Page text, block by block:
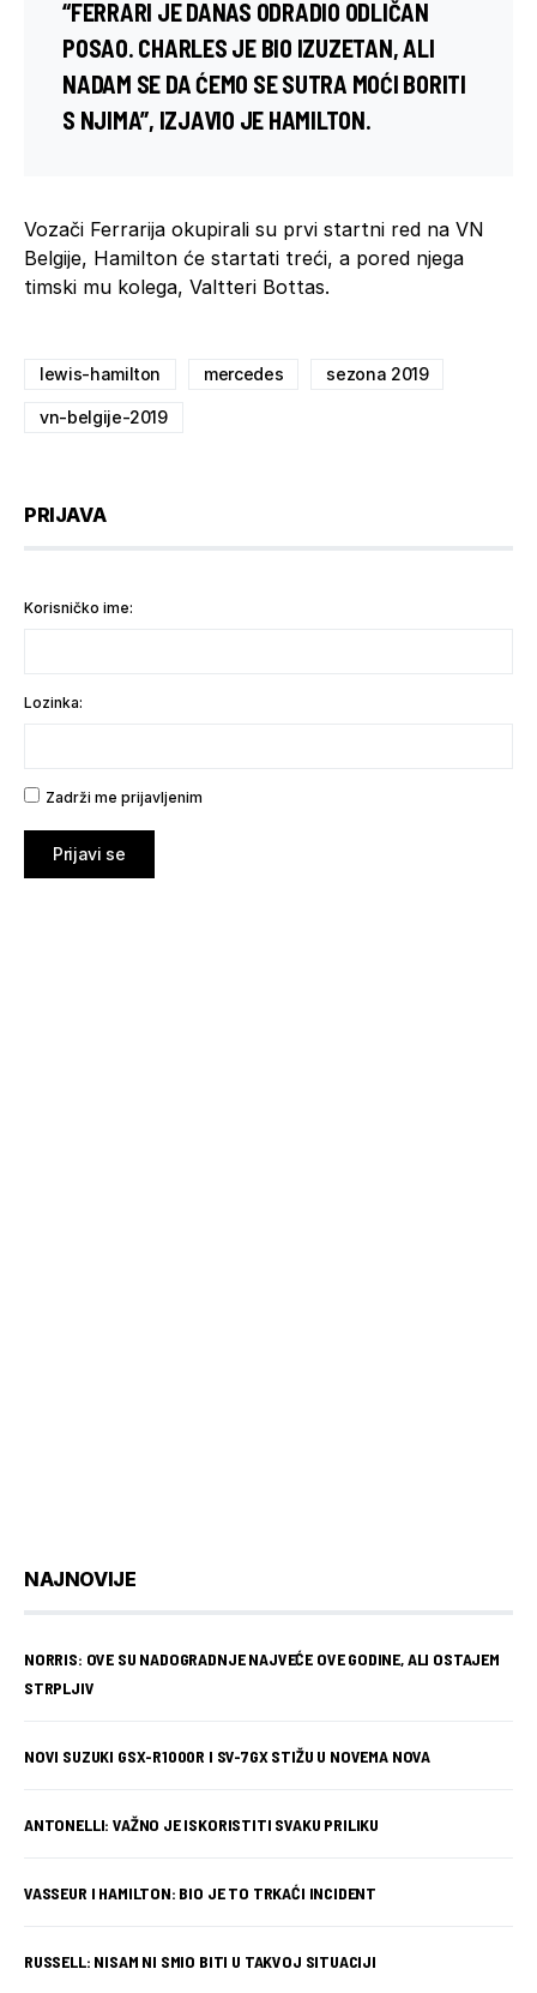
“FERRARI JE DANAS ODRADIO ODLIČAN
POSAO. CHARLES JE BIO IZUZETAN, ALI
NADAM SE DA ĆEMO SE SUTRA MOĆI BORITI
S NJIMA”, IZJAVIO JE HAMILTON.
Vozači Ferrarija okupirali su prvi startni red na VN
Belgije, Hamilton će startati treći, a pored njega
timski mu kolega, Valtteri Bottas.
lewis-hamilton mercedes sezona 2019
vn-belgije-2019
PRIJAVA
Korisničko ime:
Lozinka:
Zadrži me prijavljenim
Prijavi se
NAJNOVIJE
NORRIS: OVE SU NADOGRADNJE NAJVEĆE OVE GODINE, ALI OSTAJEM
STRPLJIV
NOVI SUZUKI GSX-R1000R I SV-7GX STIŽU U NOVEMA NOVA
ANTONELLI: VAŽNO JE ISKORISTITI SVAKU PRILIKU
VASSEUR I HAMILTON: BIO JE TO TRKAĆI INCIDENT
RUSSELL: NISAM NI SMIO BITI U TAKVOJ SITUACIJI